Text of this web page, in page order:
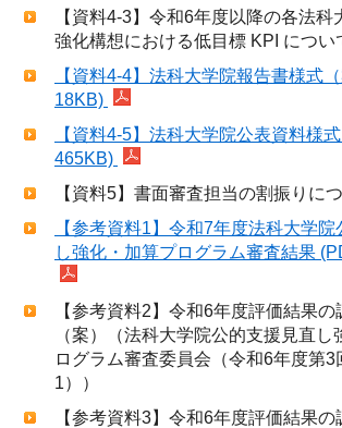
【資料4-3】令和6年度以降の各法科
強化構想における低目標 KPI につい
【資料4-4】法科大学院報告書様式
18KB)
【資料4-5】法科大学院公表資料様
465KB)
【資料5】書面審査担当の割振りに
【参考資料1】令和7年度法科大学
し強化・加算プログラム審査結果
【参考資料2】令和6年度評価結果の
（案）（法科大学院公的支援見直し
ログラム審査委員会（令和6年度第3
1））
【参考資料3】令和6年度評価結果の